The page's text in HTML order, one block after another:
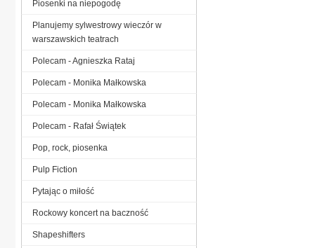
Piosenki na niepogodę
Planujemy sylwestrowy wieczór w
warszawskich teatrach
Polecam - Agnieszka Rataj
Polecam - Monika Małkowska
Polecam - Monika Małkowska
Polecam - Rafał Świątek
Pop, rock, piosenka
Pulp Fiction
Pytając o miłość
Rockowy koncert na baczność
Shapeshifters